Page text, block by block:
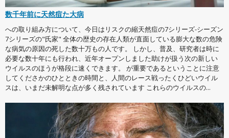
数千年前に天然痘た大病
への取り組み方について、今日はリスクの縮天然痘の7シリーズ-シーズン
7シリーズの"氏家" 全体の歴史の存在人類が直面している膨大な数の危険
な病気の原因の死した数十万もの人です。 しかし、普及、研究者は時に
必要な数十年にも行われ、近年オープンしました助けが扱う次の新しい
ウイルスのほうが格段に速くできます。 が重要であるということに注意
してくださかのひとときの時間と、人間のレース戦ったくひどいウイル
スは、いまだ未解明な点が多く残されています これらのウイルスの...